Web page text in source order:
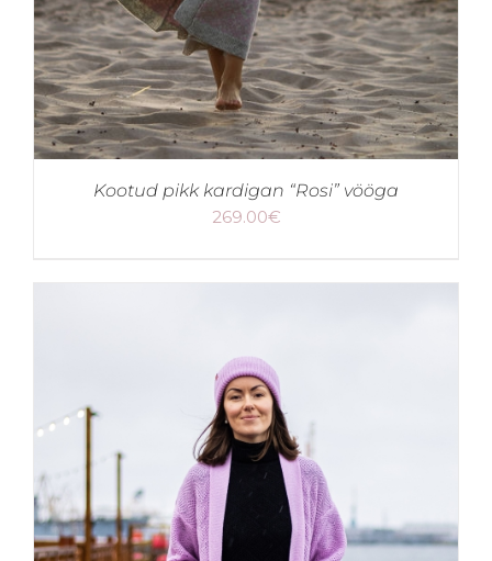
Kootud pikk kardigan “Rosi” vööga
269.00€